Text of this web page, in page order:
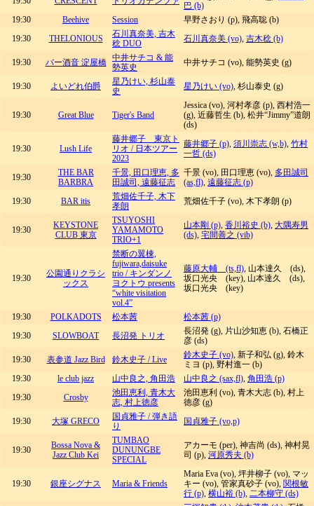
巴 (b)
19:30
Beehive Session
早野さおり (p), 飛高聡 (b)
19:30
THELONIOUS
石川真奈美, 吉木
稔 DUO
石川真奈美 (vo), 吉木稔 (b)
19:30 バー酒音 淀屋橋
中井サチコ & 能
勢英史
中井サチコ (vo), 能勢英史 (g)
19:30 よいどれ伯爵
星乃けい, 杉山泰
史
星乃けい (vo), 杉山泰史 (g)
19:30 Great Blue Tiger's Band
Jessica (vo), 河村孝彦 (p), 西村浩一
(g), 近藤哲生 (b), 松井“Jimmy”道朗
(ds)
19:30 Lush Life
藤井郷子 東京ト
リオ / 日本ツアー
2023
藤井郷子 (p), 須川崇志 (w,b), 竹村
一哲 (ds)
19:30
THE BAR
BARBRA
千景, 田口理恵, 多
田誠司, 遠藤征志
千景 (vo), 田口理恵 (vo), 多田誠司
(as,fl), 遠藤征志 (p)
19:30
BAR itis
荒畑佐千子, 木下
孝朗
荒畑佐千子 (vo), 木下孝朗 (p)
19:30
KEYSTONE
CLUB 東京
TSUYOSHI
YAMAMOTO
TRIO+1
山本剛 (p), 香川裕史 (b), 大隅寿男
(ds), 宅間善之 (vib)
19:30
公園通りクラシ
ックス
禁断の翼棟,
fujiwara,daisuke
trio / キンダンノ
ヨクトウ presents
“white visitation
vol.4”
藤原大輔 (ts,fl), 山本達久 (ds),
坂口光央 (key), 山本達久 (ds),
坂口光央 (key)
19:30 POLKADOTS 松本茜
松本茜 (p)
19:30
SLOWBOAT 長沼発 トリオ
長沼発 (g), 片山沙知恵 (b), 石橋正
彦 (ds)
19:30
表参道 Jazz Bird 鈴木史子 / Live 鈴木史子 (vo), 新子和弘 (g), 鈴木
ミヨ (p), 野村進一 (b)
19:30
le club jazz 山中良之, 角田浩 山中良之 (sax,fl), 角田浩 (p)
19:30
Crosby
池田恵利, 青木大
志, 村上徳彦
池田恵利 (vo), 青木大志 (b), 村上
徳彦 (g)
19:30
大塚 GRECO
国貞雅子 / 弾き語
り
国貞雅子 (vo,p)
19:30
Bossa Nova &
Jazz Club Kei
TUMBAO
DUNUNGBE
SPECIAL
アカーモ (per), 神吉尚 (ds), 神村晃
司 (p), 河原秀夫 (b)
19:30 銀座シグナス Maria & Friends
Maria Eva (vo), 坪井柳子 (vo), マッ
キー (vo), 管家真砂子 (vo), 関根敏
行 (p), 横山裕 (b), 二本柳守 (ds)